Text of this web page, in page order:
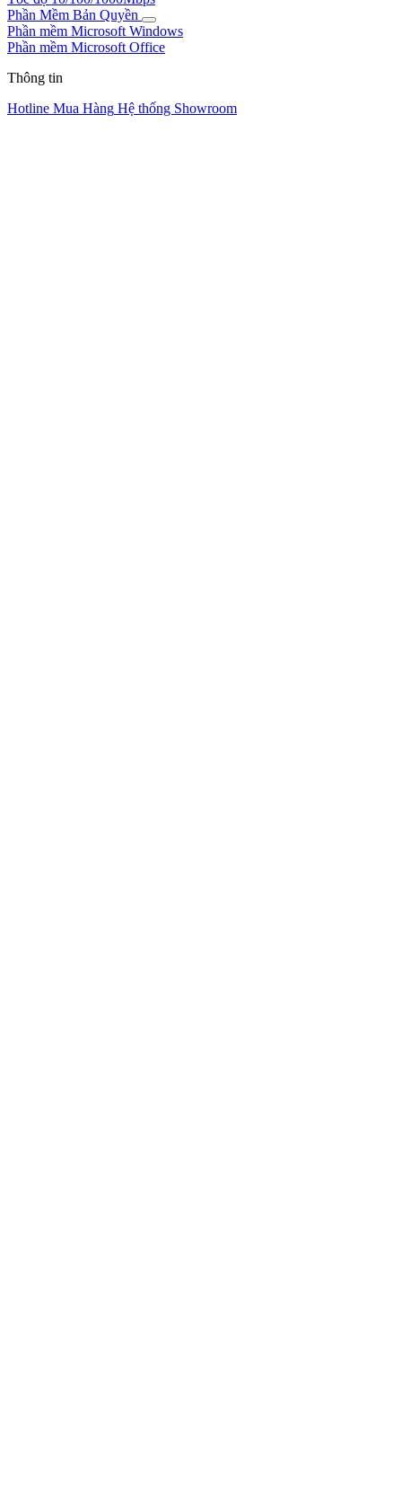
Phần Mềm Bản Quyền
Phần mềm Microsoft Windows
Phần mềm Microsoft Office
Thông tin
Hotline Mua Hàng Hệ thống Showroom